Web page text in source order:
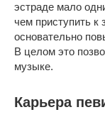
эстраде мало
чем приступить
основательно
В целом это
музыке.
Карьера